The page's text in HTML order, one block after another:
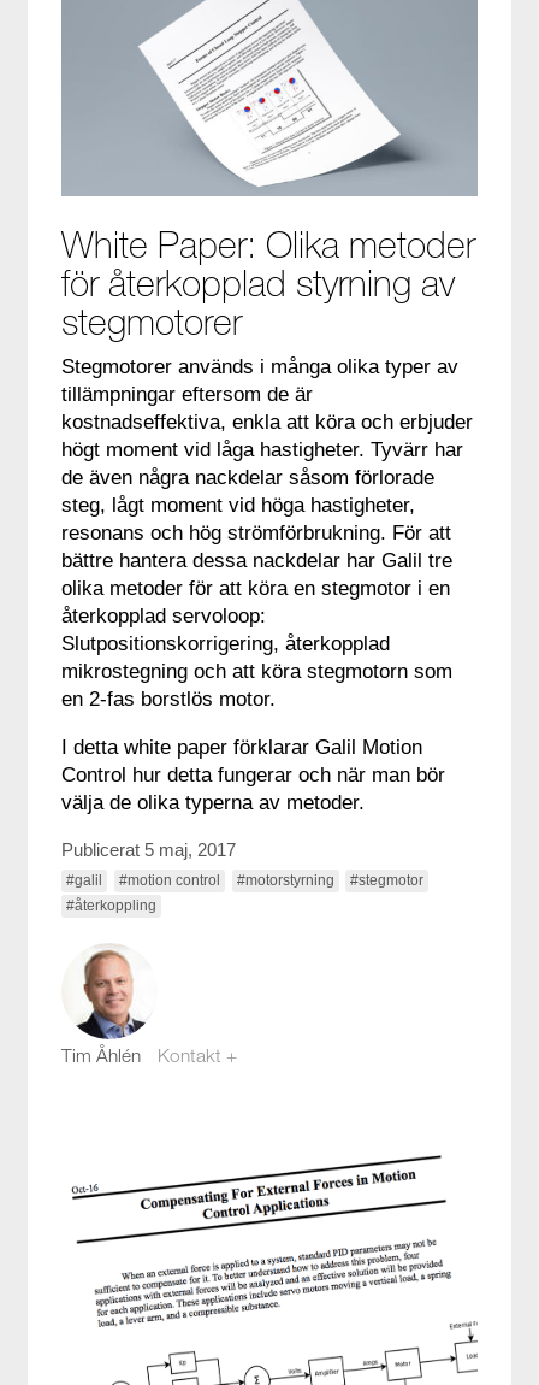
White Paper: Olika metoder
för återkopplad styrning av
stegmotorer
Stegmotorer används i många olika typer av
tillämpningar eftersom de är
kostnadseffektiva, enkla att köra och erbjuder
högt moment vid låga hastigheter. Tyvärr har
de även några nackdelar såsom förlorade
steg, lågt moment vid höga hastigheter,
resonans och hög strömförbrukning. För att
bättre hantera dessa nackdelar har Galil tre
olika metoder för att köra en stegmotor i en
återkopplad servoloop:
Slutpositionskorrigering, återkopplad
mikrostegning och att köra stegmotorn som
en 2-fas borstlös motor.
I detta white paper förklarar Galil Motion
Control hur detta fungerar och när man bör
välja de olika typerna av metoder.
Publicerat 5 maj, 2017
#galil #motion control #motorstyrning
#stegmotor
#återkoppling
Tim Åhlén Kontakt +